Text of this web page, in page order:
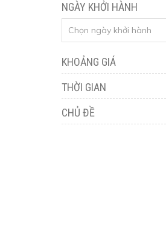
NGÀY KHỞI HÀNH
KHOẢNG GIÁ
THỜI GIAN
CHỦ ĐỀ